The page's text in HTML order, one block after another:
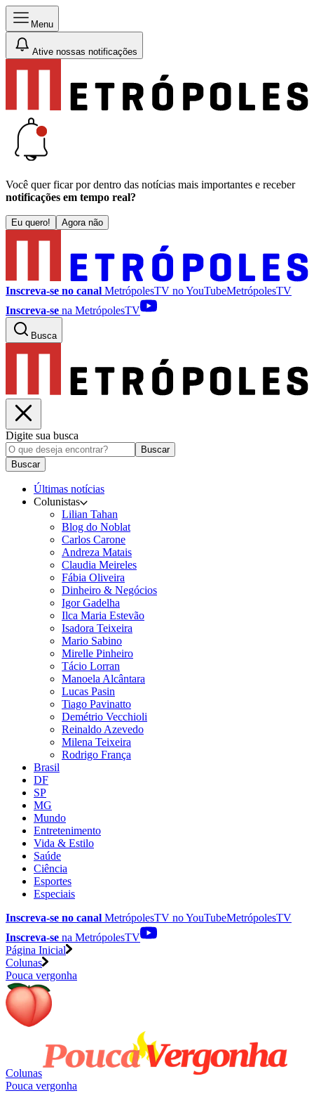
Menu
Ative nossas notificações
Você quer ficar por dentro das notícias mais importantes e receber
notificações em tempo real?
Eu quero! Agora não
Inscreva-se no canal MetrópolesTV noYouTubeMetrópolesTV
Inscreva-se na MetrópolesTV
Busca
Digite sua busca
Buscar
Buscar
Últimas notícias
Colunistas
Lilian Tahan
Blog do Noblat
Carlos Carone
Andreza Matais
Claudia Meireles
Fábia Oliveira
Dinheiro & Negócios
Igor Gadelha
Ilca Maria Estevão
Isadora Teixeira
Mario Sabino
Mirelle Pinheiro
Tácio Lorran
Manoela Alcântara
Lucas Pasin
Tiago Pavinatto
Demétrio Vecchioli
Reinaldo Azevedo
Milena Teixeira
Rodrigo França
Brasil
DF
SP
MG
Mundo
Entretenimento
Vida & Estilo
Saúde
Ciência
Esportes
Especiais
Inscreva-se no canal MetrópolesTV noYouTubeMetrópolesTV
Inscreva-se na MetrópolesTV
Página Inicial
Colunas
Pouca vergonha
Colunas
Pouca vergonha